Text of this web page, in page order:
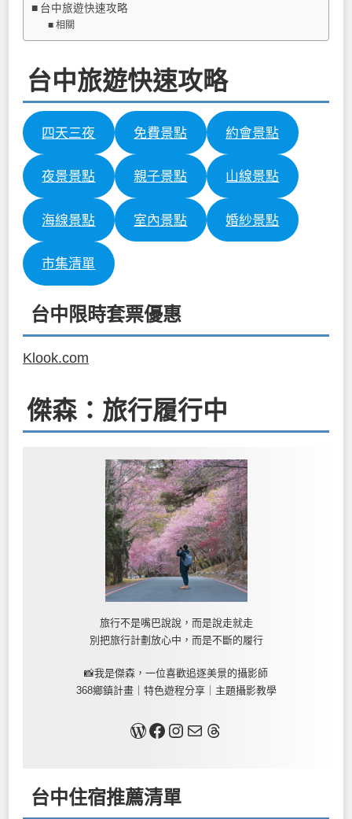
台中旅遊快速攻略
相關
台中旅遊快速攻略
四天三夜 免費景點 約會景點
夜景景點 親子景點 山線景點
海線景點 室內景點 婚紗景點
市集清單
台中限時套票優惠
Klook.com
傑森：旅行履行中
旅行不是嘴巴說說，而是說走就走
別把旅行計劃放心中，而是不斷的履行
📸我是傑森，一位喜歡追逐美景的攝影師
368鄉鎮計畫｜特色遊程分享｜主題攝影教學
關於我Facebook InstagramMail Threads
台中住宿推薦清單